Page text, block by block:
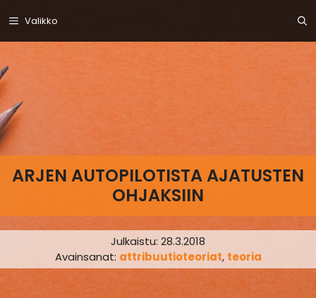
sisältöön
Valikko
ARJEN AUTOPILOTISTA AJATUSTEN
OHJAKSIIN
Julkaistu: 28.3.2018
Avainsanat: attribuutioteoriat, teoria